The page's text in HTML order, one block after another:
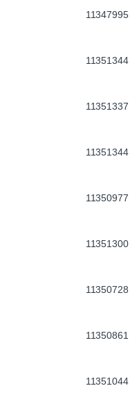
11347995
11351344
11351337
11351344
11350977
11351300
11350728
11350861
11351044